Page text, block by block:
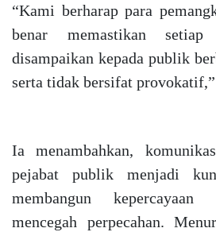
“Kami berharap para
benar memastikan setiap
disampaikan kepada publik
serta tidak bersifat
Ia menambahkan,
pejabat publik menjadi
membangun kepercayaan
mencegah perpecahan.